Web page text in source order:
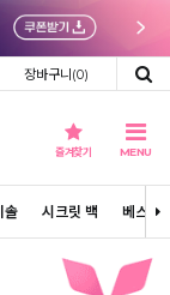
장바구니(0)
즐겨찾기 MENU
솔 시크릿 백 베스트